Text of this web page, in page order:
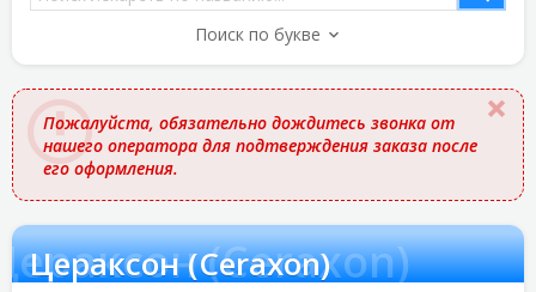
лекарств
названию
Поиск по букве
Пожалуйста, обязательно дождитесь звонка от
нашего оператора для подтверждения заказа после
его оформления.
(Ceraxon)
Цераксон (Ceraxon)